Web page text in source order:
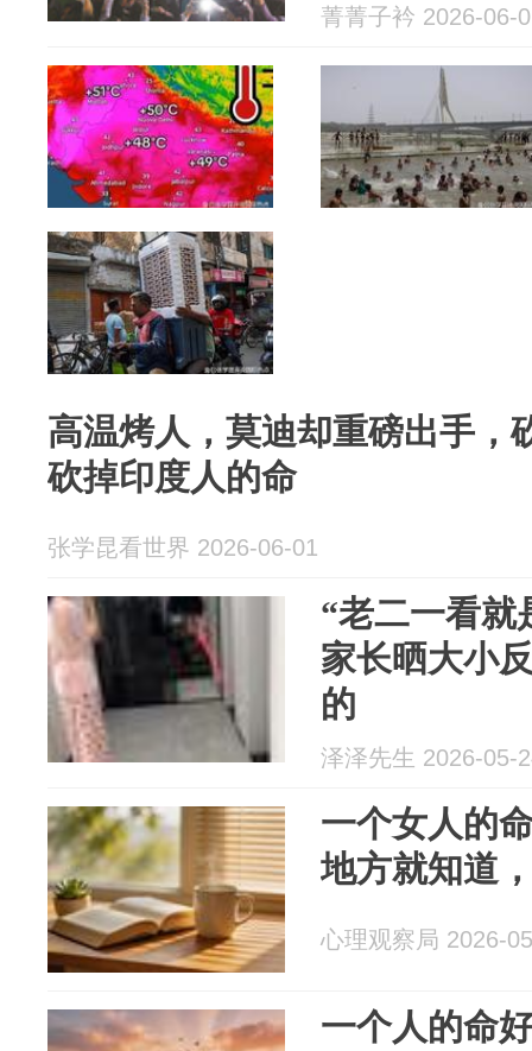
菁菁子衿 2026-06-
高温烤人，莫迪却重磅出手，
砍掉印度人的命
张学昆看世界 2026-06-01
“老二一看就
家长晒大小
的
泽泽先生 2026-05-
一个女人的
地方就知道
心理观察局 2026-
一个人的命